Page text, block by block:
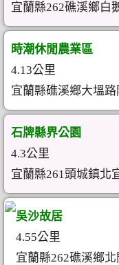
宜蘭縣262礁溪鄉白
時潮休閒農業區
4.13公里
宜蘭縣礁溪鄉大塭路
石牌縣界公園
4.3公里
宜蘭縣261頭城鎮北
吳沙故居
4.55公里
宜蘭縣262礁溪鄉